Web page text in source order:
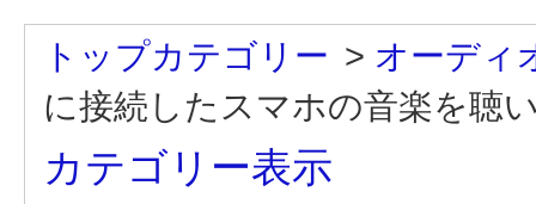
トップカテゴリー > オーディ
に接続したスマホの音楽を聴
カテゴリー表示